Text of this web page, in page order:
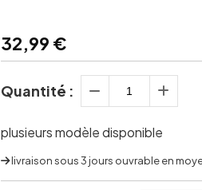
32,99 €
Quantité :
plusieurs modèle disponible
livraison sous 3 jours ouvrable en